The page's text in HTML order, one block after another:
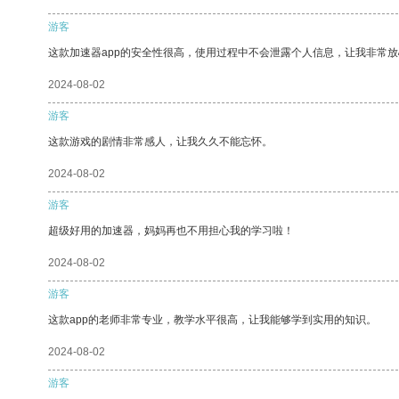
游客
这款加速器app的安全性很高，使用过程中不会泄露个人信息，让我非常
2024-08-02
游客
这款游戏的剧情非常感人，让我久久不能忘怀。
2024-08-02
游客
超级好用的加速器，妈妈再也不用担心我的学习啦！
2024-08-02
游客
这款app的老师非常专业，教学水平很高，让我能够学到实用的知识。
2024-08-02
游客